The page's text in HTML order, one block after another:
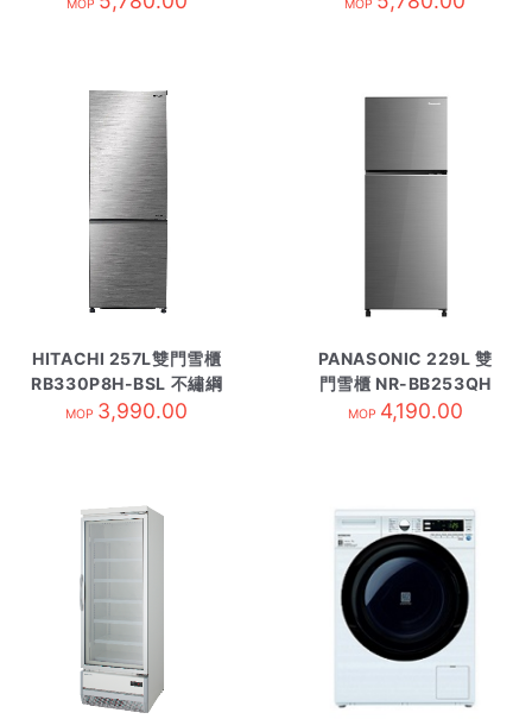
MOP MOP
HITACHI 257L雙門雪櫃
RB330P8H-BSL 不繡綱
MOP 3,990.00
PANASONIC 229L 雙
門雪櫃 NR-BB253QH
銀色
MOP 4,190.00